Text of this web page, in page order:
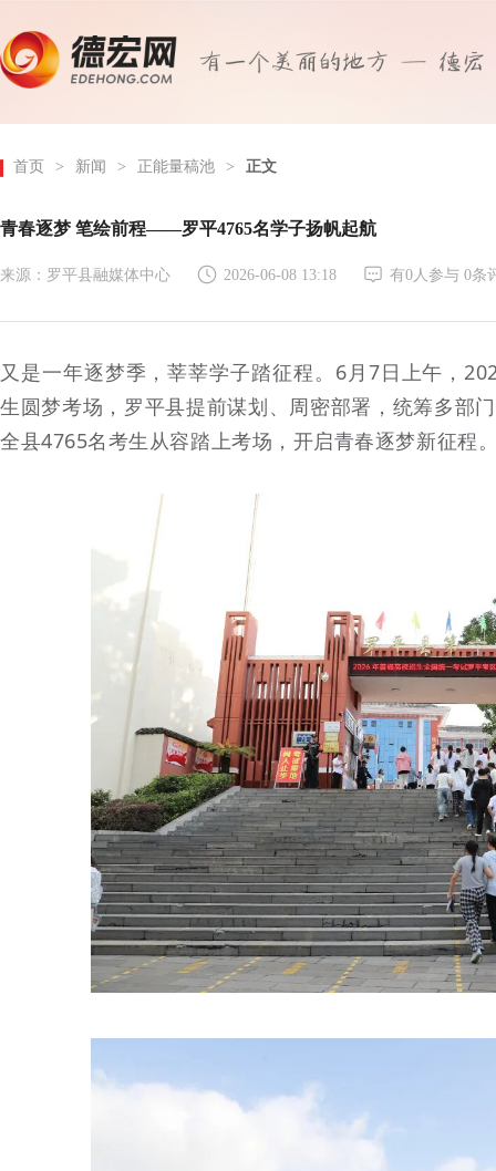
首页 > 新闻 > 正能量稿池 > 正文
青春逐梦 笔绘前程——罗平4765名学子扬帆起航
来源：罗平县融媒体中心 2026-06-08 13:18 有0人参与 0条
又是一年逐梦季，莘莘学子踏征程。6月7日上午，
生圆梦考场，罗平县提前谋划、周密部署，统筹多部
全县4765名考生从容踏上考场，开启青春逐梦新征程